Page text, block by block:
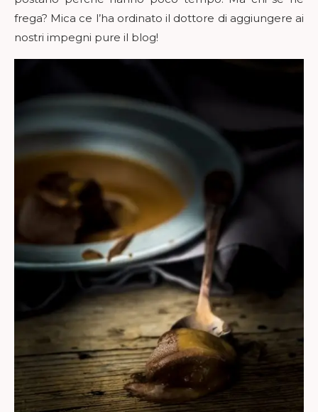
frega? Mica ce l’ha ordinato il dottore di aggiungere ai
nostri impegni pure il blog!